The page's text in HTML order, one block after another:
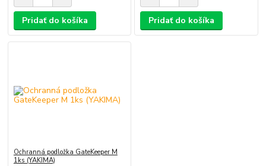
Pridať do košíka Pridať do košíka
Ochranná podložka GateKeeper M
1ks (YAKIMA)